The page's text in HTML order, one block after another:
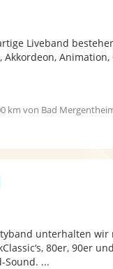
Liveband
Akkordeon, Animation,
km von Bad
unterhalten wir
80er, 90er und
Sound. ...